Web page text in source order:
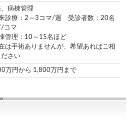
病棟管理
診療：2～3コマ/週 受診者数：20名
/コマ
管理：10～15名ほど
は手術ありませんが、希望あればご相
さい
万円から 1,800万円まで